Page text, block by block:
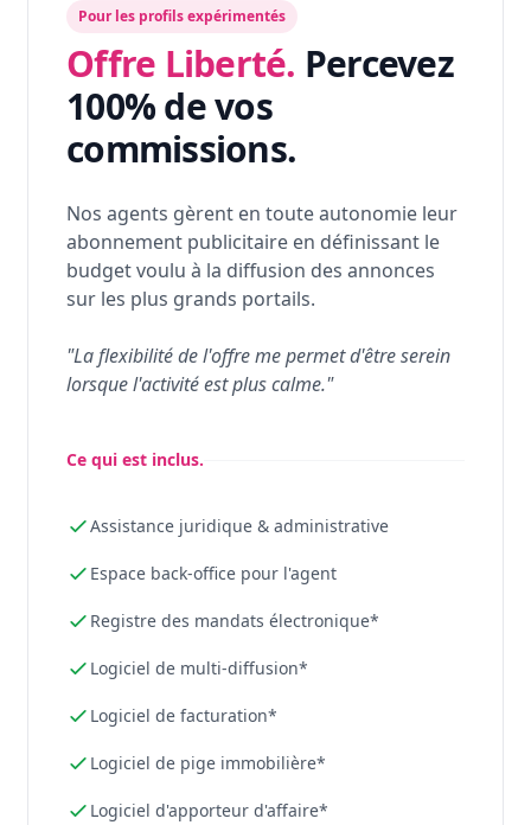
Pour les profils expérimentés
Offre Liberté. Percevez
100% de vos
commissions.
Nos agents gèrent en toute autonomie leur
abonnement publicitaire en définissant le
budget voulu à la diffusion des annonces
sur les plus grands portails.
"La flexibilité de l'offre me permet d'être serein
lorsque l'activité est plus calme."
Ce qui est inclus.
Assistance juridique & administrative
Espace back-office pour l'agent
Registre des mandats électronique*
Logiciel de multi-diffusion*
Logiciel de facturation*
Logiciel de pige immobilière*
Logiciel d'apporteur d'affaire*